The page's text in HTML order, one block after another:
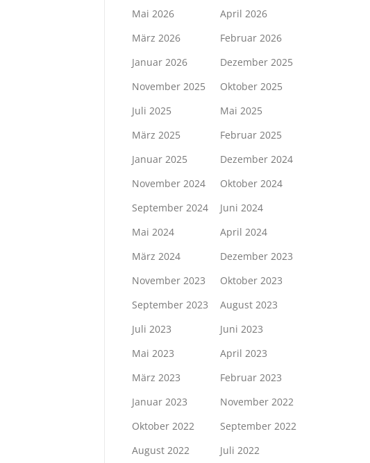
Mai 2026
April 2026
März 2026
Februar 2026
Januar 2026
Dezember 2025
November 2025
Oktober 2025
Juli 2025
Mai 2025
März 2025
Februar 2025
Januar 2025
Dezember 2024
November 2024
Oktober 2024
September 2024
Juni 2024
Mai 2024
April 2024
März 2024
Dezember 2023
November 2023
Oktober 2023
September 2023
August 2023
Juli 2023
Juni 2023
Mai 2023
April 2023
März 2023
Februar 2023
Januar 2023
November 2022
Oktober 2022
September 2022
August 2022
Juli 2022